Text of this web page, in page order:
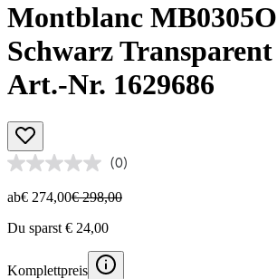
Montblanc MB0305O
Schwarz Transparent
Art.-Nr. 1629686
(0)
ab€ 274,00€ 298,00
Du sparst € 24,00
Komplettpreis